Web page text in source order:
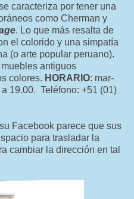
caracteriza por tener una
como Cherman y
. Lo que más resalta de
el colorido y una simpatía
(o arte popular peruano).
antiguos
colores. HORARIO: mar-
19.00. Teléfono: +51 (01)
Facebook parece que sus
para trasladar la
cambiar la dirección en tal